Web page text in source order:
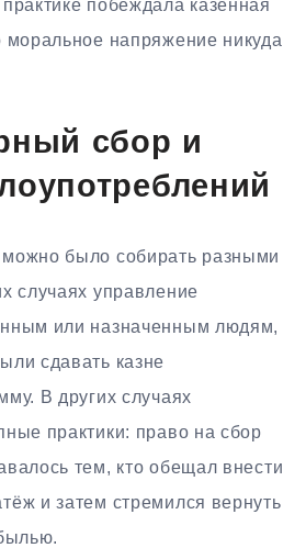
побеждала казённая
моральное напряжение никуда
сбор и
было собирать разными
случаях управление
или назначенным людям,
сдавать казне
В других случаях
практики: право на сбор
тем, кто обещал внести
и затем стремился вернуть